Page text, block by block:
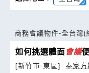
商務會議物件-全台灣(
如何挑選體面會議
[新竹市-東區]
奉家